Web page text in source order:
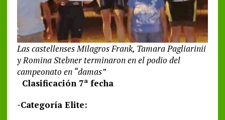
Las castellenses Milagros Frank, Tamara Pagliarinii
y Romina Stebner terminaron en el podio del
campeonato en “damas”
Clasificación 7ª fecha
-Categoría Elite: